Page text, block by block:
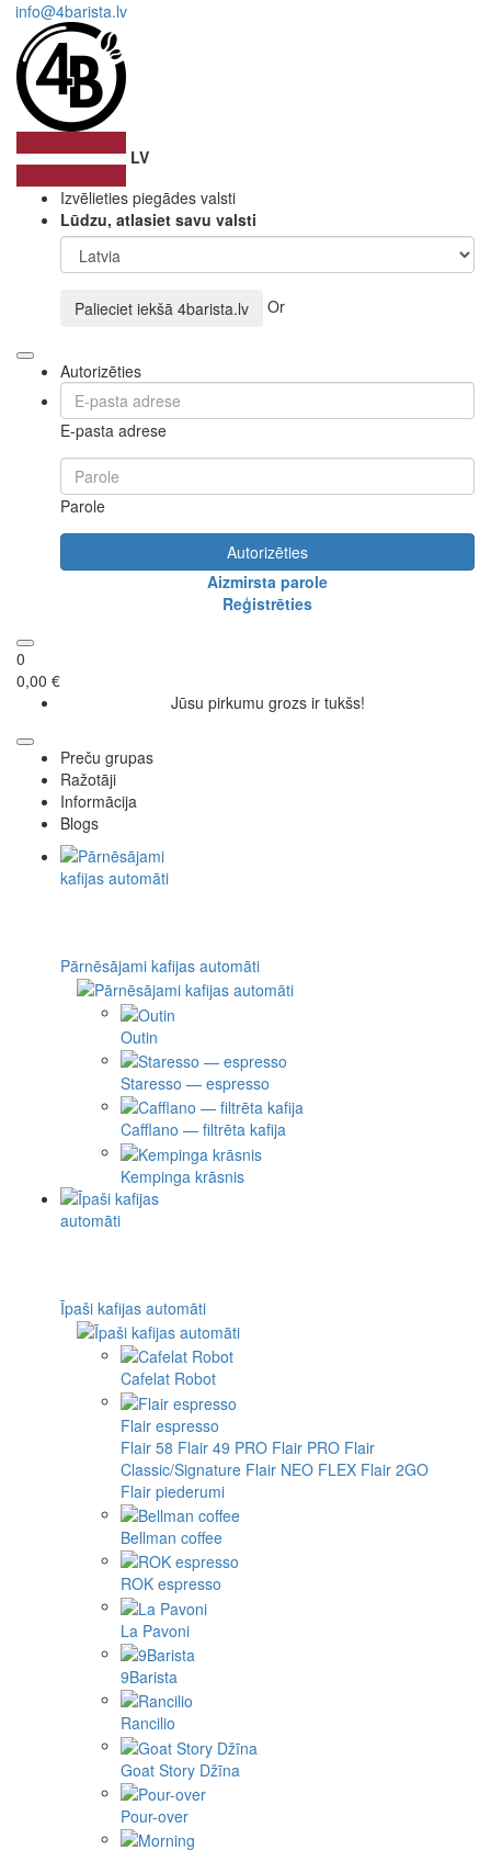
info@4barista.lv
LV
Izvēlieties piegādes valsti
Lūdzu, atlasiet savu valsti
Palieciet iekšā 4barista.lv Or
Autorizēties
E-pasta adrese
Parole
Autorizēties
Aizmirsta parole
Reģistrēties
0
0,00 €
Jūsu pirkumu grozs ir tukšs!
Preču grupas
Ražotāji
Informācija
Blogs
Pārnēsājami kafijas automāti
Outin
Staresso — espresso
Cafflano — filtrēta kafija
Kempinga krāsnis
Īpaši kafijas automāti
Cafelat Robot
Flair espresso
Flair 58 Flair 49 PRO Flair PRO Flair
Classic/Signature Flair NEO FLEX Flair 2GO
Flair piederumi
Bellman coffee
ROK espresso
La Pavoni
9Barista
Rancilio
Goat Story Džīna
Pour-over